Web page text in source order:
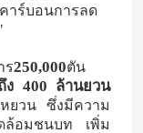
าร์บอนการลด
ร250,000ตัน
ง 400 ล้านยวน
ยวน ซึ่งมีความ
ล้อมชนบท เพิ่ม